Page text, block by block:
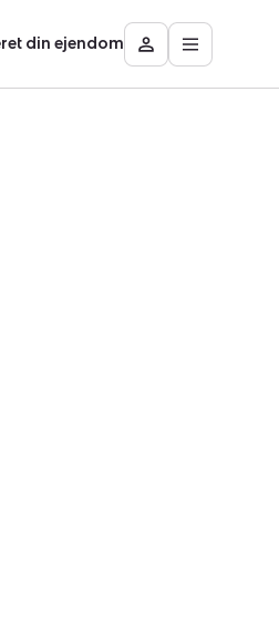
din ejendom
Besøg
Mit
Åbn